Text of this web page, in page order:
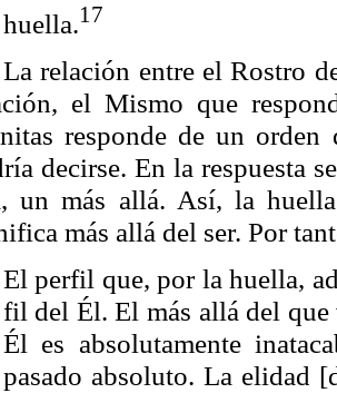
huella.17
La relación entre el Rostro
el Mismo que
responde de un orden
decirse. En la respuesta
un más allá. Así, la
más allá del ser. Por
El perfil que, por la huella,
fil del Él. El más allá del
Él es absolutamente
pasado absoluto. La elidad